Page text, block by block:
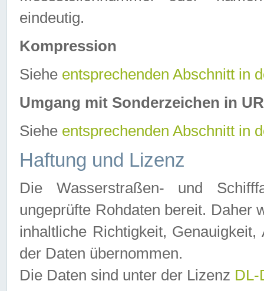
eindeutig.
Kompression
Siehe entsprechenden Abschnitt in
Umgang mit Sonderzeichen in
Siehe entsprechenden Abschnitt in
Haftung und Lizenz
Die Wasserstraßen- und
ungeprüfte Rohdaten bereit. Daher
inhaltliche Richtigkeit,
der Daten übernommen.
Die Daten sind unter der Lizenz